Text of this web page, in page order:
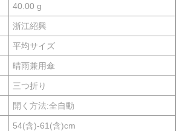
40.00 g
浙江紹興
平均サイズ
晴雨兼用傘
三つ折り
開く方法:全自動
54(含)-61(含)cm